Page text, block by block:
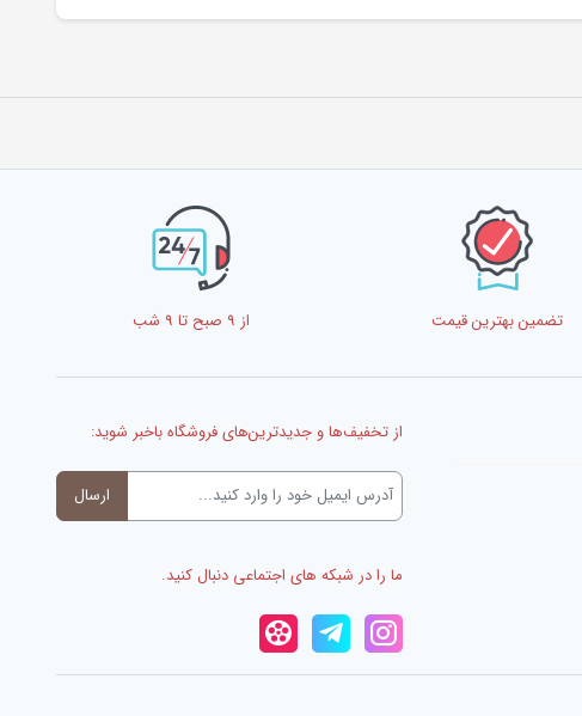
تضمین بهترین قیمت
از 9 صبح تا 9 شب
از تخفیف‌ها و جدیدترین‌های فروشگاه باخبر شوید:
ما را در شبکه های اجتماعی دنبال کنید.